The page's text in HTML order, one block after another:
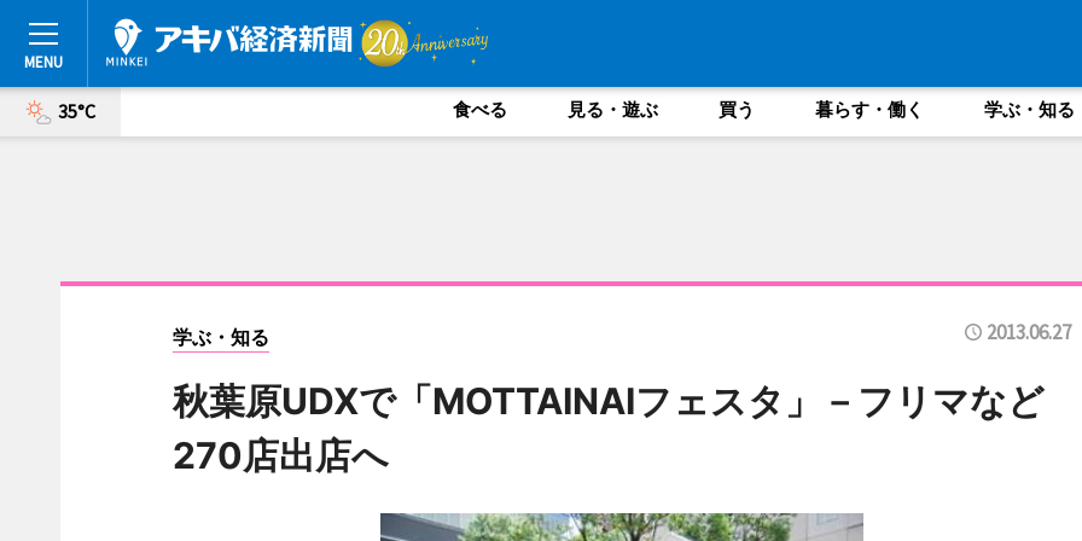
35°C 食べる 見る・遊ぶ 買う 暮らす・働く 学ぶ・知る
学ぶ・知る 2013.06.27
秋葉原UDXで「MOTTAINAIフェスタ」－フリマなど
270店出店へ